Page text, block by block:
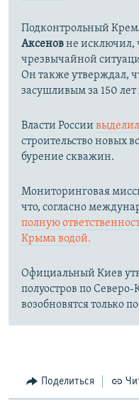
Подконтрольный
Аксеновне исключил,
чрезвычайной
Он также утверждал,
засушливым за 150
Власти России
строительство новых
бурение скважин.
Мониторинговая
что, согласно
полную
Крыма водой.
Официальный Киев
полуостров по
возобновятся только
Поделиться